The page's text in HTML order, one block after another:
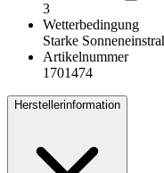
3
Wetterbedingung
Starke
Artikelnummer
1701474
Herstellerinformation